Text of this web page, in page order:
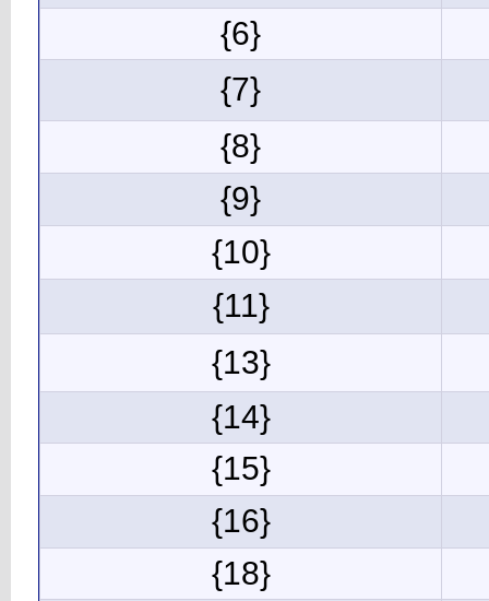
{6}
{7}
{8}
{9}
{10}
{11}
{13}
{14}
{15}
{16}
{18}